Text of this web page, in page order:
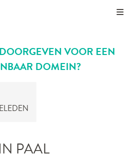
VOOR EEN
DOMEIN?
PAAL